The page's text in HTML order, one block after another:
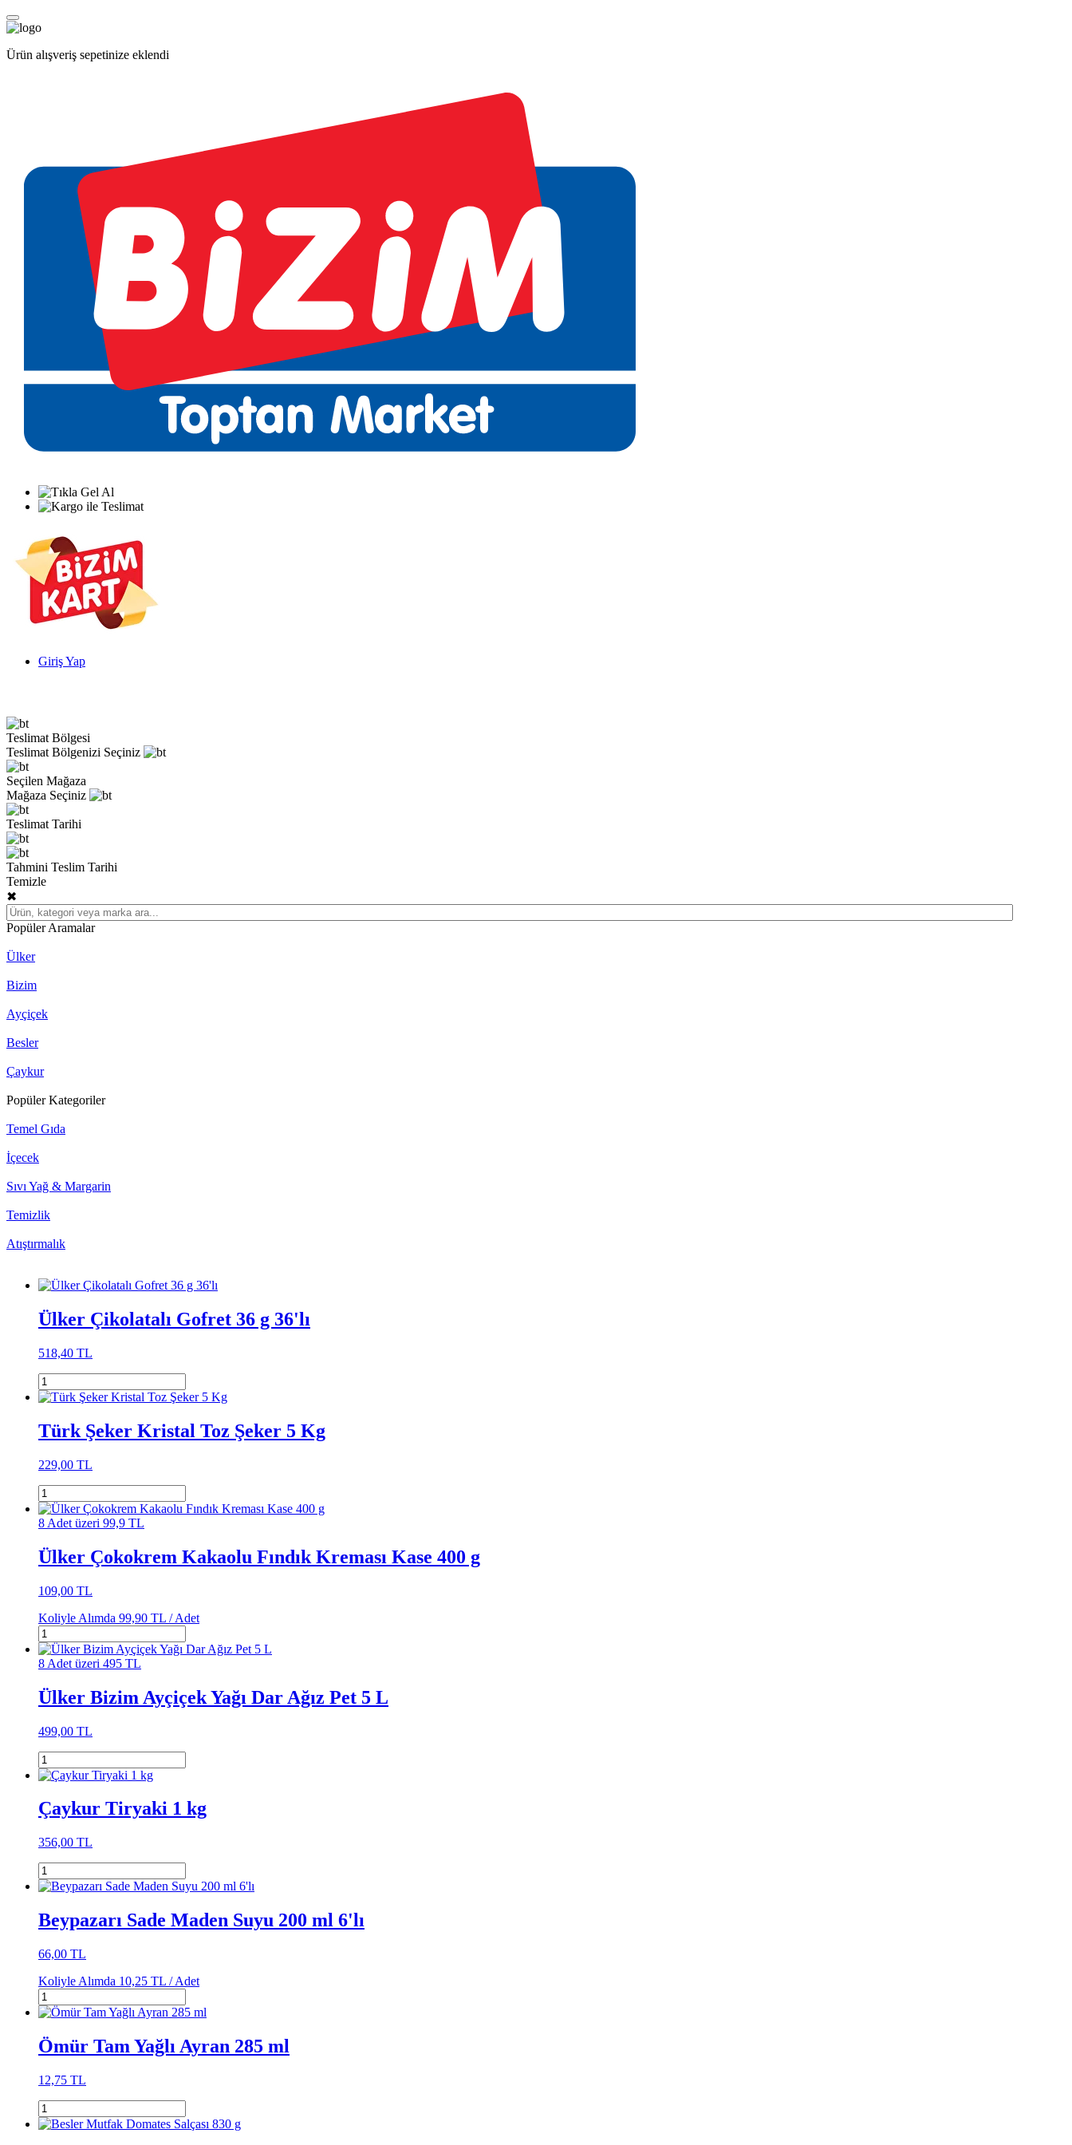
Ürün alışveriş sepetinize eklendi
Giriş Yap
Teslimat Bölgesi
Teslimat Bölgenizi Seçiniz
Seçilen Mağaza
Mağaza Seçiniz
Teslimat Tarihi
Tahmini Teslim Tarihi
Temizle
✖
Popüler Aramalar
Ülker
Bizim
Ayçiçek
Besler
Çaykur
Popüler Kategoriler
Temel Gıda
İçecek
Sıvı Yağ & Margarin
Temizlik
Atıştırmalık
Ülker Çikolatalı Gofret 36 g 36'lı
518,40 TL
Türk Şeker Kristal Toz Şeker 5 Kg
229,00 TL
8 Adet üzeri 99,9 TL
Ülker Çokokrem Kakaolu Fındık Kreması Kase 400 g
109,00 TL
Koliyle Alımda 99,90 TL /Adet
8 Adet üzeri 495 TL
Ülker Bizim Ayçiçek Yağı Dar Ağız Pet 5 L
499,00 TL
Çaykur Tiryaki 1 kg
356,00 TL
Beypazarı Sade Maden Suyu 200 ml 6'lı
66,00 TL
Koliyle Alımda 10,25 TL /Adet
Ömür Tam Yağlı Ayran 285 ml
12,75 TL